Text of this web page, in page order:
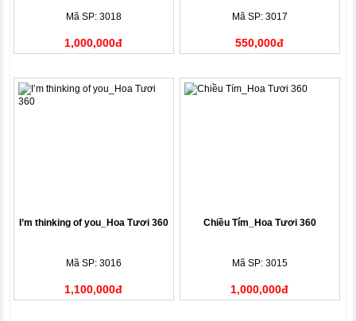
Mã SP: 3018
1,000,000đ
Mã SP: 3017
550,000đ
I’m thinking of you_Hoa Tươi 360
Mã SP: 3016
1,100,000đ
Chiều Tím_Hoa Tươi 360
Mã SP: 3015
1,000,000đ